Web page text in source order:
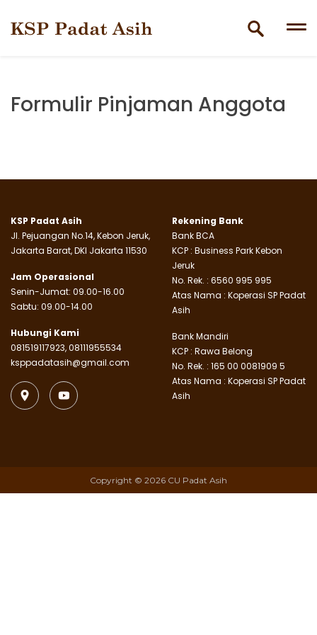
Formulir Pinjaman Anggota
KSP Padat Asih
Jl. Pejuangan No.14, Kebon Jeruk,
Jakarta Barat, DKI Jakarta 11530
Jam Operasional
Senin-Jumat: 09.00-16.00
Sabtu: 09.00-14.00
Hubungi Kami
081519117923, 08111955534
ksppadatasih@gmail.com
Rekening Bank
Bank BCA
KCP : Business Park Kebon
Jeruk
No. Rek. : 6560 995 995
Atas Nama : Koperasi SP Padat
Asih
Bank Mandiri
KCP : Rawa Belong
No. Rek. : 165 00 0081909 5
Atas Nama : Koperasi SP Padat
Asih
Copyright © 2026 CU Padat Asih